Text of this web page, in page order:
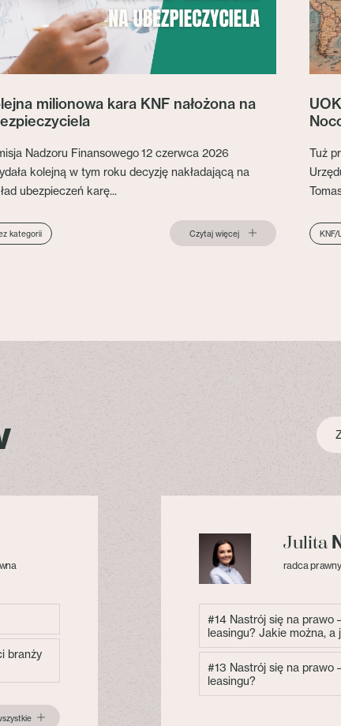
milionowa kara KNF nałożona na
Nadzoru Finansowego 12 czerwca 2026
kolejną w tym roku decyzję nakładającą na
ubezpieczeń karę...
kategorii Czytaj więcej
Tuż
KNF/
branży
Julita
radca
#14 Nastrój się na prawo
leasingu? Jakie można, a
#13 Nastrój się na prawo
leasingu?